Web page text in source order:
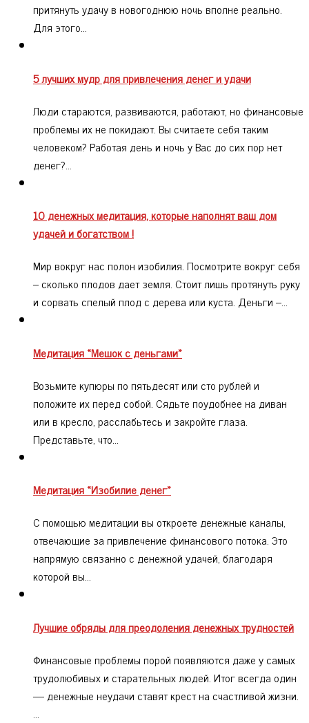
притянуть удачу в новогоднюю ночь вполне реально.
Для этого…
5 лучших мудр для привлечения денег и удачи
Люди стараются, развиваются, работают, но финансовые
проблемы их не покидают. Вы считаете себя таким
человеком? Работая день и ночь у Вас до сих пор нет
денег?…
10 денежных медитация, которые наполнят ваш дом
удачей и богатством !
Мир вокруг нас полон изобилия. Посмотрите вокруг себя
– сколько плодов дает земля. Стоит лишь протянуть руку
и сорвать спелый плод с дерева или куста. Деньги –…
Медитация «Мешок с деньгами»
Возьмите купюры по пятьдесят или сто рублей и
положите их перед собой. Сядьте поудобнее на диван
или в кресло, расслабьтесь и закройте глаза.
Представьте, что…
Медитация «Изобилие денег»
С помощью медитации вы откроете денежные каналы,
отвечающие за привлечение финансового потока. Это
напрямую связанно с денежной удачей, благодаря
которой вы…
Лучшие обряды для преодоления денежных трудностей
Финансовые проблемы порой появляются даже у самых
трудолюбивых и старательных людей. Итог всегда один
— денежные неудачи ставят крест на счастливой жизни.
…